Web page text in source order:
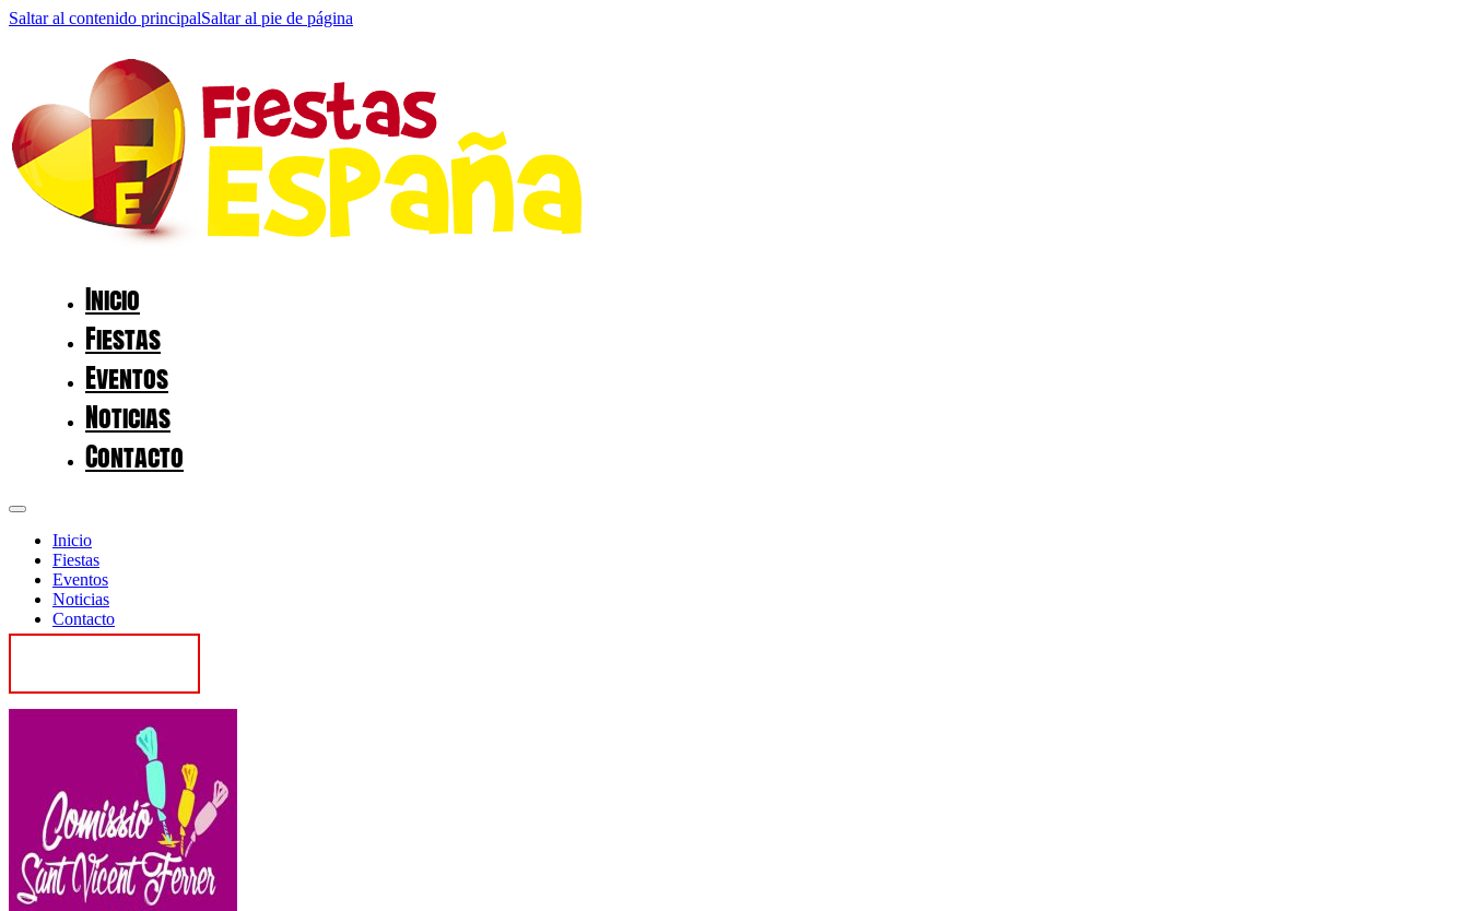
Saltar al contenido principalSaltar al pie de página
Inicio
Fiestas
Eventos
Noticias
Contacto
Inicio
Fiestas
Eventos
Noticias
Contacto